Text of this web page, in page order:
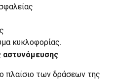
κυκλοφορίας.
αστυνόμευσης
πλαίσιο των δράσεων της